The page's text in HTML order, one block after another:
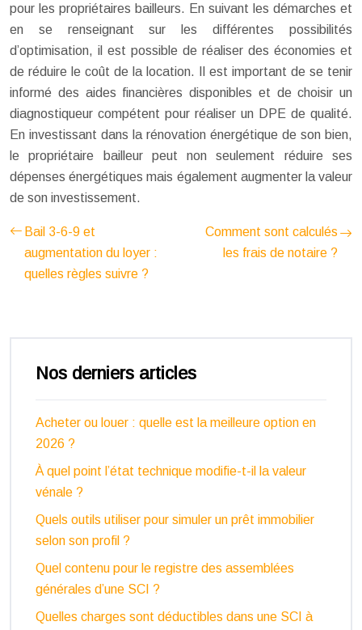
pour les propriétaires bailleurs. En suivant les démarches et
en se renseignant sur les différentes possibilités
d’optimisation, il est possible de réaliser des économies et
de réduire le coût de la location. Il est important de se tenir
informé des aides financières disponibles et de choisir un
diagnostiqueur compétent pour réaliser un DPE de qualité.
En investissant dans la rénovation énergétique de son bien,
le propriétaire bailleur peut non seulement réduire ses
dépenses énergétiques mais également augmenter la valeur
de son investissement.
Bail 3-6-9 et
augmentation du loyer :
quelles règles suivre ?
Comment sont calculés
les frais de notaire ?
Nos derniers articles
Acheter ou louer : quelle est la meilleure option en
2026 ?
À quel point l’état technique modifie-t-il la valeur
vénale ?
Quels outils utiliser pour simuler un prêt immobilier
selon son profil ?
Quel contenu pour le registre des assemblées
générales d’une SCI ?
Quelles charges sont déductibles dans une SCI à